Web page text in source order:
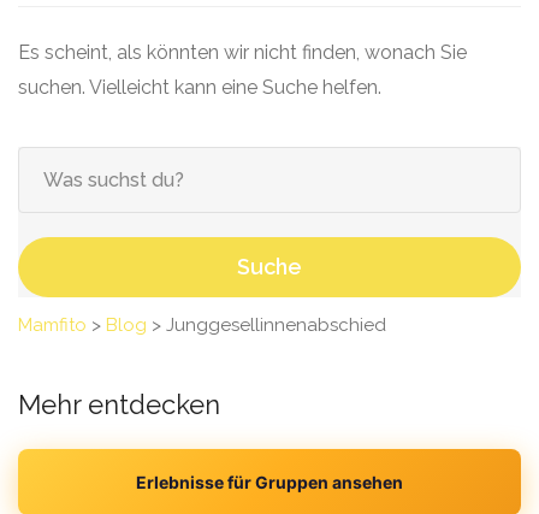
Es scheint, als könnten wir nicht finden, wonach Sie
suchen. Vielleicht kann eine Suche helfen.
Suche
Mamfito > Blog > Junggesellinnenabschied
Mehr entdecken
Erlebnisse für Gruppen ansehen